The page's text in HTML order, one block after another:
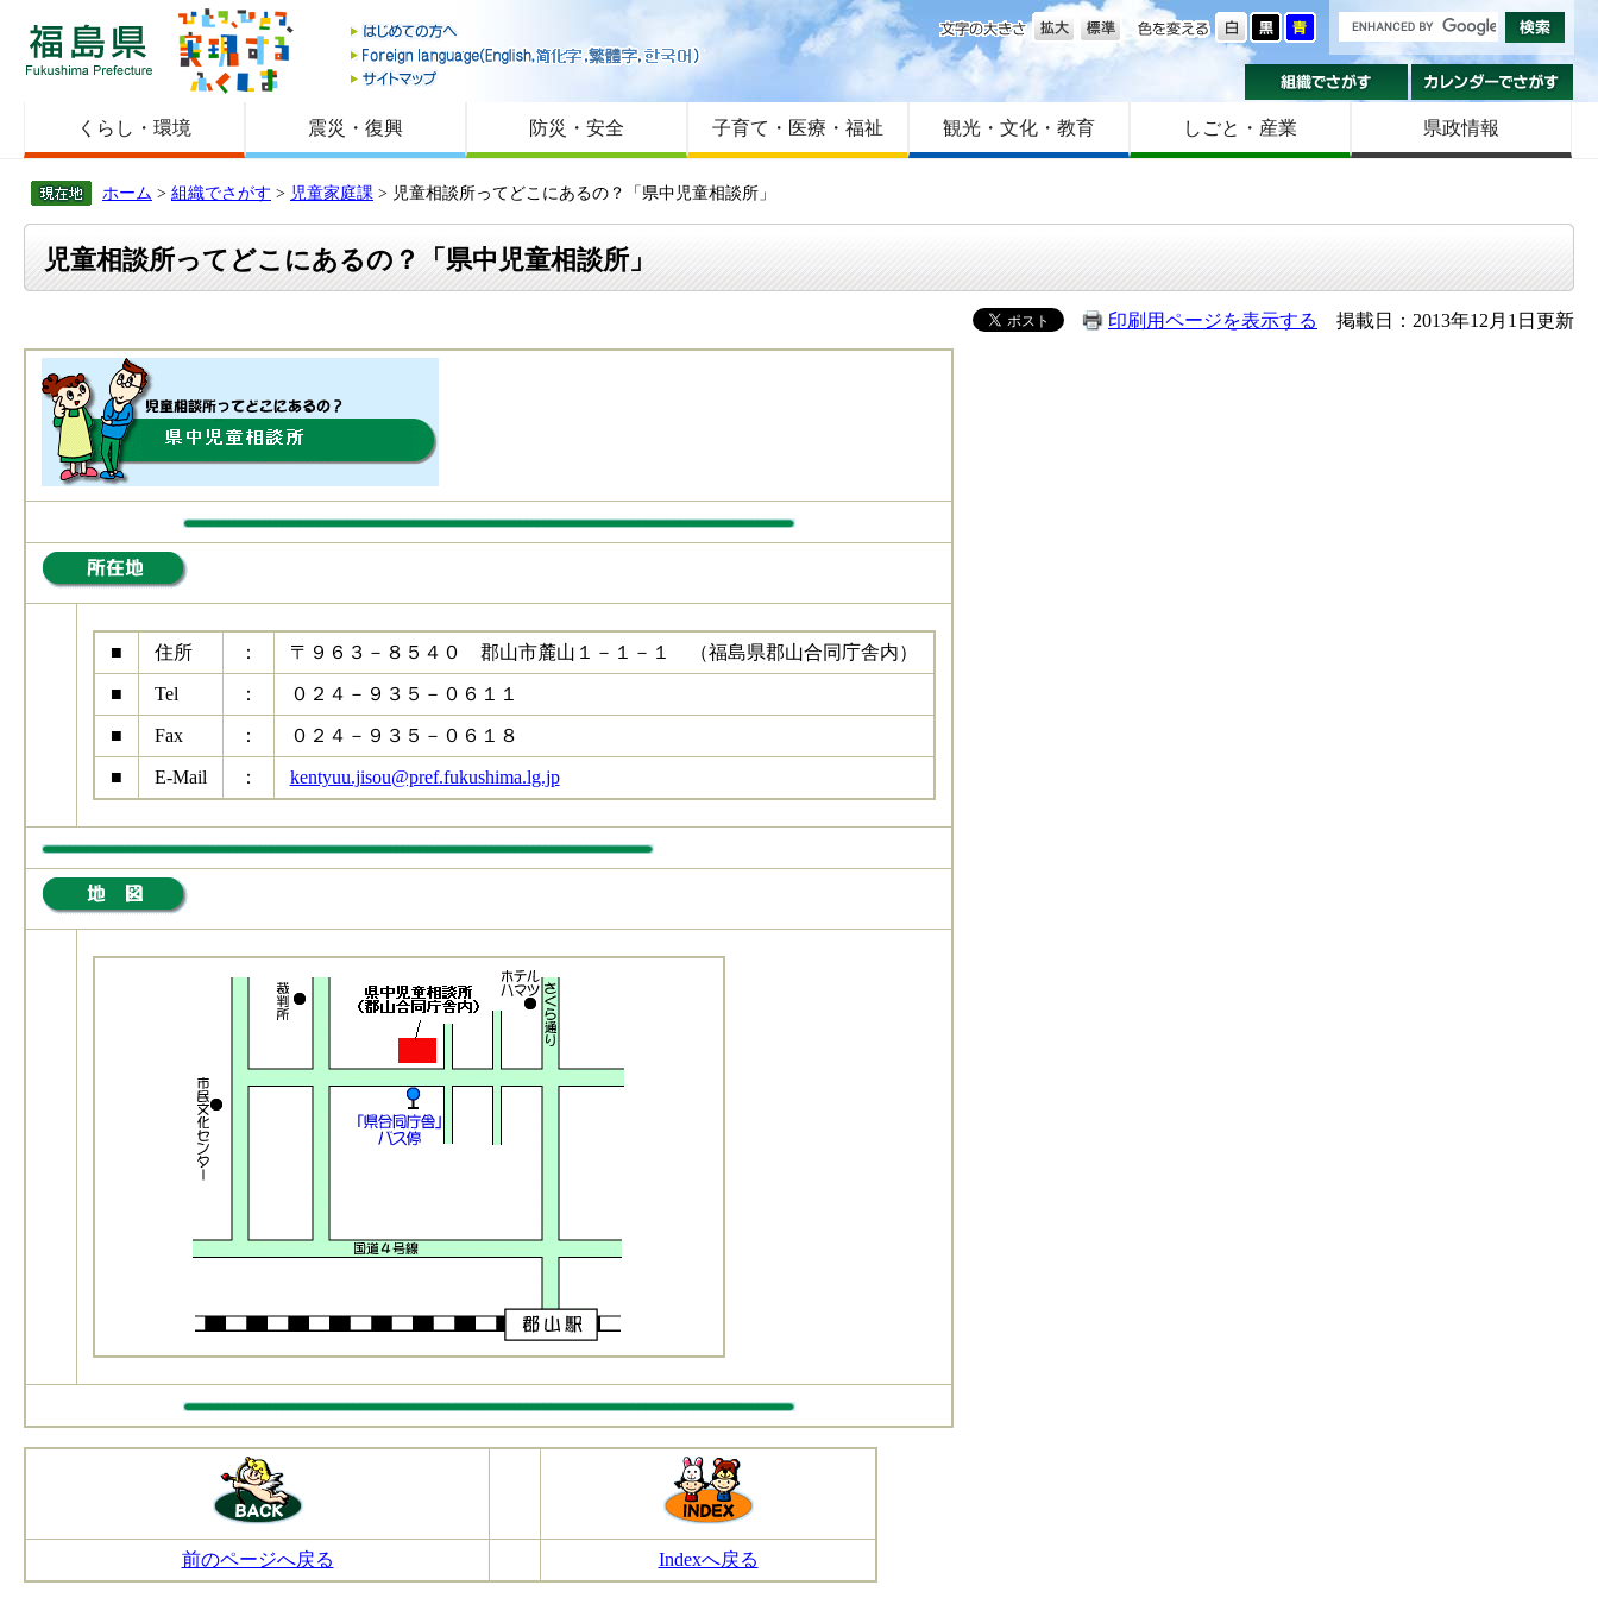
福島県
はじめての方へ
Foreign language
サイトマップ
色を変える
文字の大きさ
組織でさがす
くらし・環境 震災・復興 防災・安全 子育て・医療・福祉 観光・文化・教育 しごと・産業 県政情報
ホーム > 組織でさがす > 児童家庭課 > 児童相談所ってどこにあるの？「県中児童相談所」
児童相談所ってどこにあるの？「県中児童相談所」
印刷用ページを表示する 掲載日：2013年12月1日更新
■ 住所 ： 〒９６３－８５４０ 郡山市麓山１－１－１ （福島県郡山合同庁舎内）
■ Tel ： ０２４－９３５－０６１１
■ Fax ： ０２４－９３５－０６１８
■ E-Mail ： kentyuu.jisou@pref.fukushima.lg.jp
前のページへ戻る Indexへ戻る